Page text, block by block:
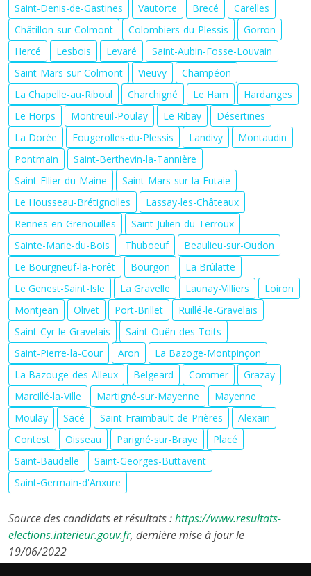
Saint-Denis-de-Gastines
Vautorte Brecé
Carelles
Châtillon-sur-Colmont
Colombiers-du-Plessis
Gorron
Hercé
Lesbois Levaré
Saint-Aubin-Fosse-Louvain
Saint-Mars-sur-Colmont
Vieuvy
Champéon
La Chapelle-au-Riboul
Charchigné Le Ham
Hardanges
Le Horps
Montreuil-Poulay Le Ribay
Désertines
La Dorée
Fougerolles-du-Plessis Landivy
Montaudin
Pontmain
Saint-Berthevin-la-Tannière
Saint-Ellier-du-Maine
Saint-Mars-sur-la-Futaie
Le Housseau-Brétignolles
Lassay-les-Châteaux
Rennes-en-Grenouilles
Saint-Julien-du-Terroux
Sainte-Marie-du-Bois
Thuboeuf
Beaulieu-sur-Oudon
Le Bourgneuf-la-Forêt
Bourgon
La Brûlatte
Le Genest-Saint-Isle
La Gravelle Launay-Villiers
Loiron
Montjean
Olivet Port-Brillet
Ruillé-le-Gravelais
Saint-Cyr-le-Gravelais
Saint-Ouën-des-Toits
Saint-Pierre-la-Cour
Aron
La Bazoge-Montpinçon
La Bazouge-des-Alleux
Belgeard Commer
Grazay
Marcillé-la-Ville
Martigné-sur-Mayenne
Mayenne
Moulay
Sacé Saint-Fraimbault-de-Prières
Alexain
Contest
Oisseau Parigné-sur-Braye
Placé
Saint-Baudelle
Saint-Georges-Buttavent
Saint-Germain-d'Anxure
Source des candidats et résultats :https://www.resultats-
elections.interieur.gouv.fr, dernière mise à jour le
19/06/2022